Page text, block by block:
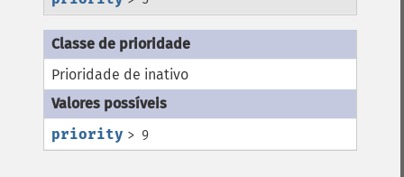
Prioridade de inativo
priority > 9